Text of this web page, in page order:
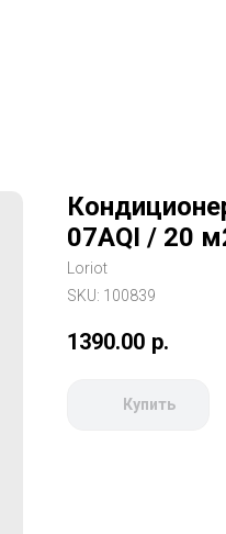
07AQI / 20
Loriot
SKU: 100839
1390.00 р.
Купить